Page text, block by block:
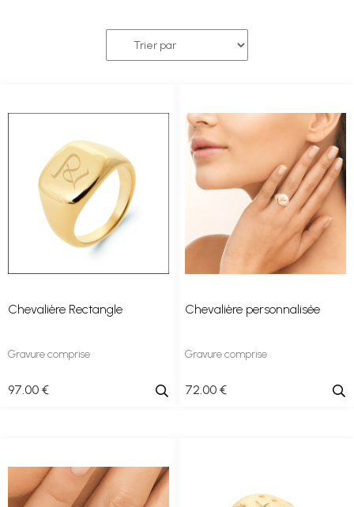
Chevalière Rectangle
Gravure comprise
97.00 €
Chevalière personnalisée
Gravure comprise
72.00 €